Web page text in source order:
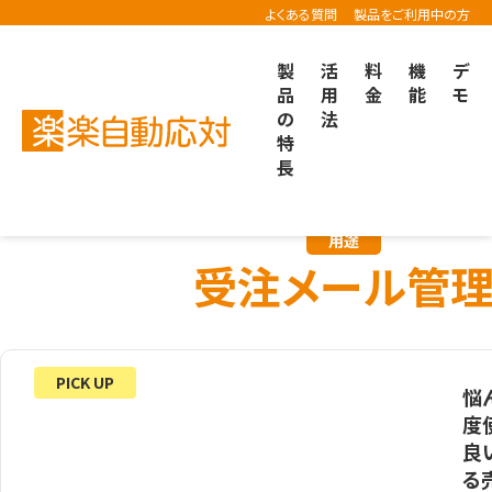
よくある質問 製品をご利用中の方
製
品
の
特
長
活
用
法
料
金
機
能
デ
モ
楽楽自動応対TOP 導入事例 受注メール管理の事例
用途
受注メール管
PICK UP
悩
度
良
る